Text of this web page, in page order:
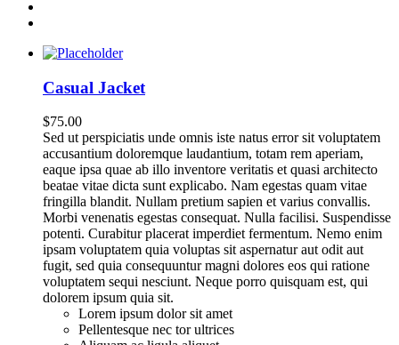
Casual Jacket
$75.00
Sed ut perspiciatis unde omnis iste natus error sit voluptatem
accusantium doloremque laudantium, totam rem aperiam,
eaque ipsa quae ab illo inventore veritatis et quasi architecto
beatae vitae dicta sunt explicabo. Nam egestas quam vitae
fringilla blandit. Nullam pretium sapien et varius convallis.
Morbi venenatis egestas consequat. Nulla facilisi. Suspendisse
potenti. Curabitur placerat imperdiet fermentum. Nemo enim
ipsam voluptatem quia voluptas sit aspernatur aut odit aut
fugit, sed quia consequuntur magni dolores eos qui ratione
voluptatem sequi nesciunt. Neque porro quisquam est, qui
dolorem ipsum quia sit.
Lorem ipsum dolor sit amet
Pellentesque nec tor ultrices